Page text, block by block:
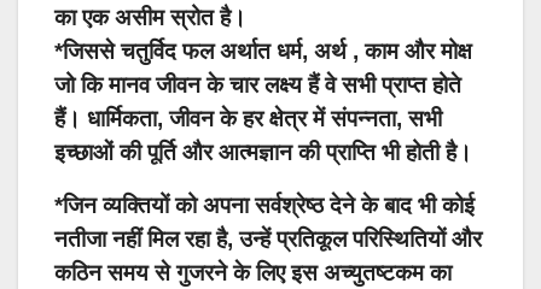
का एक असीम स्रोत है।
*जिससे चतुर्विद फल अर्थात धर्म, अर्थ , काम और मोक्ष
जो कि मानव जीवन के चार लक्ष्य हैं वे सभी प्राप्त होते
हैं। धार्मिकता, जीवन के हर क्षेत्र में संपन्नता, सभी
इच्छाओं की पूर्ति और आत्मज्ञान की प्राप्ति भी होती है।
*जिन व्यक्तियों को अपना सर्वश्रेष्ठ देने के बाद भी कोई
नतीजा नहीं मिल रहा है, उन्हें प्रतिकूल परिस्थितियों और
कठिन समय से गुजरने के लिए इस अच्युतष्टकम का